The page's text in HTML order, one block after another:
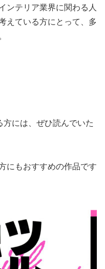
ンテリア業界に関わる人
えている方にとって、多
には、ぜひ読んでいた
にもおすすめの作品です